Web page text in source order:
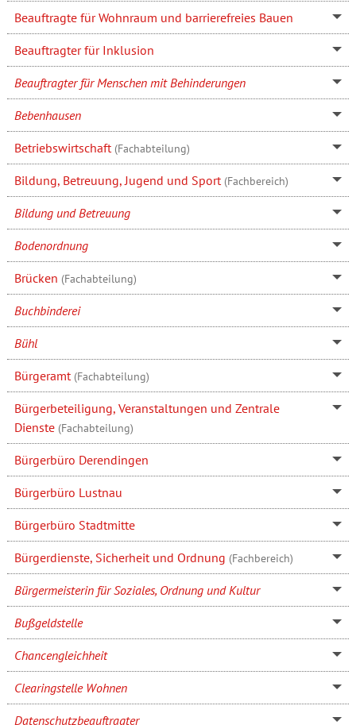
Beauftragte für Wohnraum und barrierefreies Bauen
Beauftragter für Inklusion
Beauftragter für Menschen mit Behinderungen
Bebenhausen
Betriebswirtschaft (Fachabteilung)
Bildung, Betreuung, Jugend und Sport (Fachbereich)
Bildung und Betreuung
Bodenordnung
Brücken (Fachabteilung)
Buchbinderei
Bühl
Bürgeramt (Fachabteilung)
Bürgerbeteiligung, Veranstaltungen und Zentrale
Dienste (Fachabteilung)
Bürgerbüro Derendingen
Bürgerbüro Lustnau
Bürgerbüro Stadtmitte
Bürgerdienste, Sicherheit und Ordnung (Fachbereich)
Bürgermeisterin für Soziales, Ordnung und Kultur
Bußgeldstelle
Chancengleichheit
Clearingstelle Wohnen
Datenschutzbeauftragter